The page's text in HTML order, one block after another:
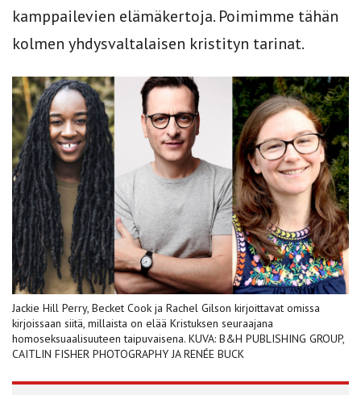
kamppailevien elämäkertoja. Poimimme tähän
kolmen yhdysvaltalaisen kristityn tarinat.
Jackie Hill Perry, Becket Cook ja Rachel Gilson kirjoittavat omissa
kirjoissaan siitä, millaista on elää Kristuksen seuraajana
homoseksuaalisuuteen taipuvaisena. KUVA: B&H PUBLISHING GROUP,
CAITLIN FISHER PHOTOGRAPHY JA RENÉE BUCK